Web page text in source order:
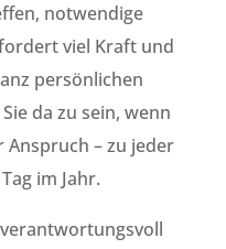
notwendige
viel Kraft und
persönlichen
da zu sein, wenn
Anspruch – zu jeder
im Jahr.